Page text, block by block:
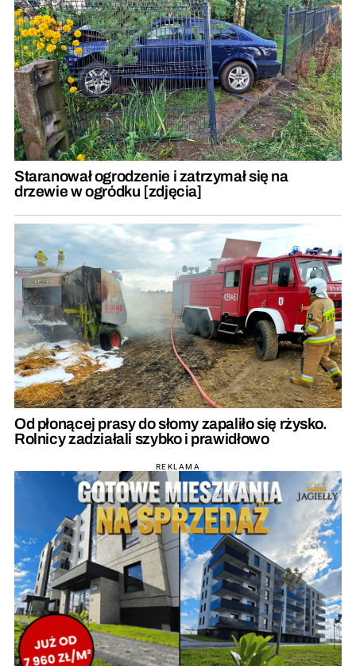
Staranował ogrodzenie i zatrzymał się na
drzewie w ogródku [zdjęcia]
Od płonącej prasy do słomy zapaliło się rżysko.
Rolnicy zadziałali szybko i prawidłowo
REKLAMA